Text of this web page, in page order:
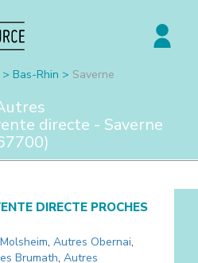
> Bas-Rhin > Saverne
directe - Saverne
)
DIRECTE PROCHES
Molsheim, Autres Obernai,
Brumath, Autres